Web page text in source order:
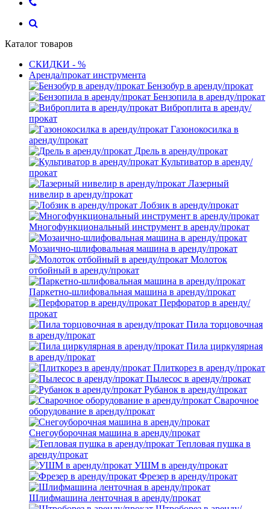
Каталог товаров
СКИДКИ - %
Аренда/прокат инструмента
Бензобур в аренду/прокат
Бензопила в аренду/прокат
Виброплита в аренду/
прокат
Газонокосилка в
аренду/прокат
Дрель в аренду/прокат
Культиватор в аренду/
прокат
Лазерный
нивелир в аренду/прокат
Лобзик в аренду/прокат
Многофункциональный инструмент в аренду/прокат
Мозаично-шлифовальная машина в аренду/прокат
Молоток
отбойный в аренду/прокат
Паркетно-шлифовальная машина в аренду/прокат
Перфоратор в аренду/
прокат
Пила торцовочная
в аренду/прокат
Пила циркулярная
в аренду/прокат
Плиткорез в аренду/прокат
Пылесос в аренду/прокат
Рубанок в аренду/прокат
Сварочное
оборудование в аренду/прокат
Снегоуборочная машина в аренду/прокат
Тепловая пушка в
аренду/прокат
УШМ в аренду/прокат
Фрезер в аренду/прокат
Шлифмашина ленточная в аренду/прокат